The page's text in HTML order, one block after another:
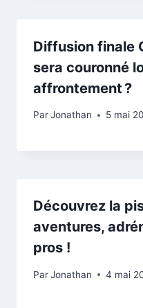
Diffusion finale
sera couronné
affrontement ?
ParJonathan 5 mai
Découvrez la
aventures,
pros !
ParJonathan 4 mai